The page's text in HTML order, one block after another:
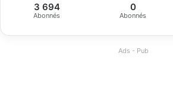
3 694
Abonnés
0
Abonnés
Ads - Pub